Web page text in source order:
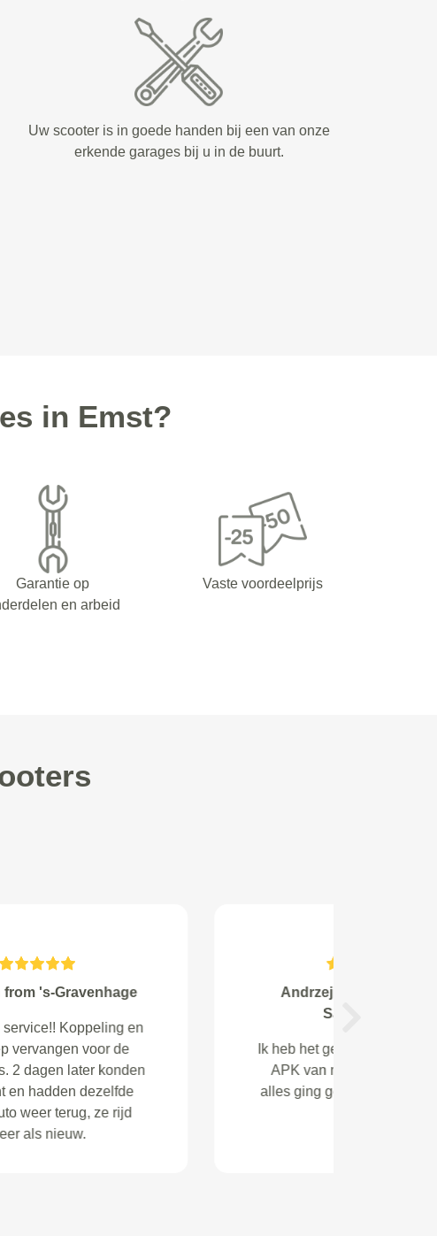
Uw scooter is in goede handen bij een van onze
erkende garages bij u in de buurt.
in Emst?
Garantie op
en arbeid
Vaste voordeelprijs
Pascal Lossie from
Goede service, goed geholpen